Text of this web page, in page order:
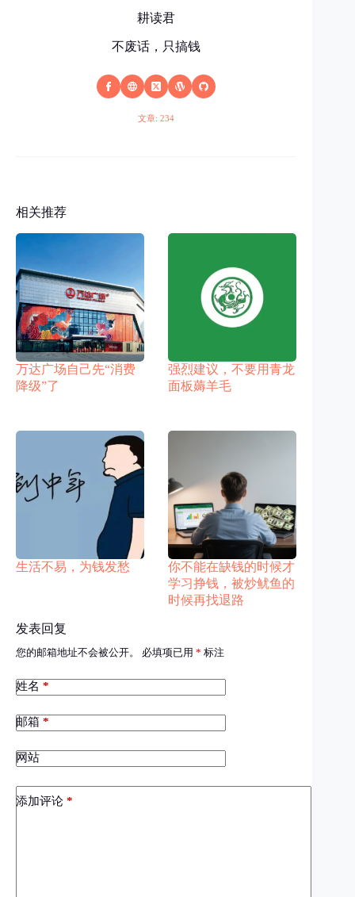
耕读君
不废话，只搞钱
文章: 234
相关推荐
万达广场自己先“消费
降级”了
强烈建议，不要用青龙
面板薅羊毛
生活不易，为钱发愁
你不能在缺钱的时候才
学习挣钱，被炒鱿鱼的
时候再找退路
发表回复
您的邮箱地址不会被公开。 必填项已用 * 标注
姓名 *
邮箱 *
网站
添加评论 *